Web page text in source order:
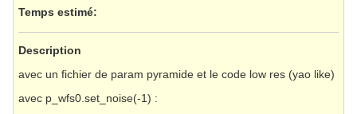
Temps estimé:
Description
avec un fichier de param pyramide et le code low res (yao like)
avec p_wfs0.set_noise(-1) :